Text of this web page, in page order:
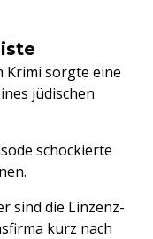
Krimi sorgte eine
jüdischen
schockierte
sind die Linzenz-
kurz nach